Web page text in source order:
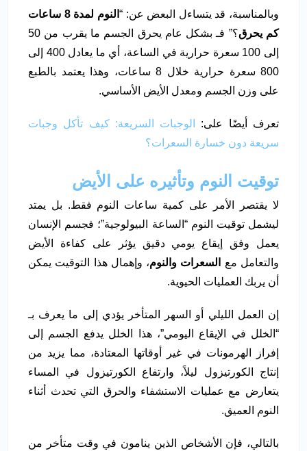
وبالمناسبة، قد يتساءل البعض عن: “
النوم لمدة 8 ساعات
كم يحرق
؟” فـ بشكل عام يحرق الجسم ما يقرب من 50
إلى 100 سعرة حرارية في الساعة، أي ما يعادل 400 إلى
800 سعرة حرارية خلال 8 ساعات، وهذا يعتمد بالطبع
على وزن الجسم ومعدل الأيض الأساسي.
تعرف أيضًا على: الوجبات السريعة: كيف تأكل وجبات
سريعة دون خسارة السعرات؟
توقيت النوم وتأثيره على الأيض
لا يقتصر الأمر على كمية ساعات النوم فقط. بل يمتد
ليشمل توقيت النوم “الساعة البيولوجية”؛ فجسم الإنسان
يعمل وفق إيقاع يومي دقيق يؤثر على كفاءة الأيض
والتعامل مع
السعرات والنوم، وإهمال هذا التوقيت يمكن
أن يربك العمليات الحيوية.
إن العمل الليلي أو السهر المتأخر يؤدي إلى ما يعرف بـ
“الخلل في الإيقاع اليومي”، هذا الخلل يدفع الجسم إلى
إفراز الهرمونات في غير أوقاتها المعتادة، مما يزيد من
إنتاج الكورتيزول ليلاً، وارتفاع الكورتيزول في المساء
يتعارض مع عمليات الاستشفاء والحرق التي تحدث أثناء
النوم العميق.
بالتالي، فإن الأشخاص الذين ينامون في وقت متأخر من